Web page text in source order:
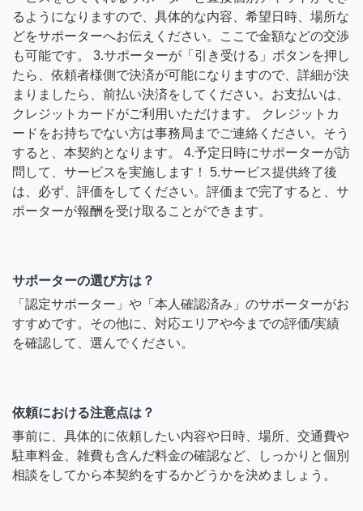
るようになりますので、具体的な内容、希望日時、場所な
どをサポーターへお伝えください。ここで金額などの交渉
も可能です。 3.サポーターが「引き受ける」ボタンを押し
たら、依頼者様側で決済が可能になりますので、詳細が決
まりましたら、前払い決済をしてください。お支払いは、
クレジットカードがご利用いただけます。 クレジットカ
ードをお持ちでない方は事務局までご連絡ください。そう
すると、本契約となります。 4.予定日時にサポーターが訪
問して、サービスを実施します！ 5.サービス提供終了後
は、必ず、評価をしてください。評価まで完了すると、サ
ポーターが報酬を受け取ることができます。
サポーターの選び方は？
「認定サポーター」や「本人確認済み」のサポーターがお
すすめです。その他に、対応エリアや今までの評価/実績
を確認して、選んでください。
依頼における注意点は？
事前に、具体的に依頼したい内容や日時、場所、交通費や
駐車料金、雑費も含んだ料金の確認など、しっかりと個別
相談をしてから本契約をするかどうかを決めましょう。